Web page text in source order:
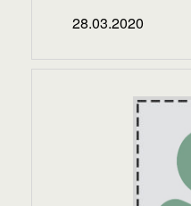
28.03.2020